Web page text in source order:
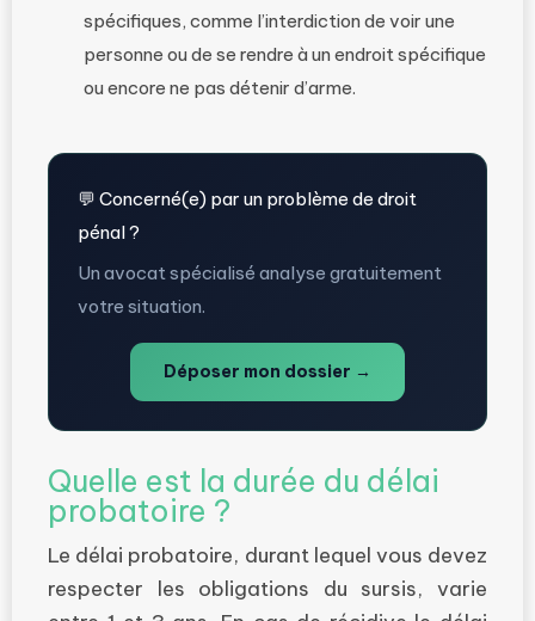
spécifiques, comme l’interdiction de voir une
personne ou de se rendre à un endroit spécifique
ou encore ne pas détenir d’arme.
💬 Concerné(e) par un problème de droit
pénal ?
Un avocat spécialisé analyse gratuitement
votre situation.
Déposer mon dossier →
Quelle est la durée du délai
probatoire ?
Le délai probatoire, durant lequel vous devez
respecter les obligations du sursis, varie